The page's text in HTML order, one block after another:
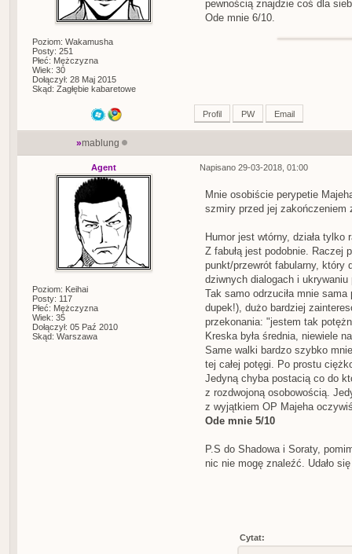
Poziom: Wakamusha
Posty: 251
Płeć: Mężczyzna
Wiek: 30
Dołączył: 28 Maj 2015
Skąd: Zagłębie kabaretowe
pewnością znajdzie coś dla
Ode mnie 6/10.
Profil PW Email
»mablung
Agent
Poziom: Keihai
Posty: 117
Płeć: Mężczyzna
Wiek: 35
Dołączył: 05 Paź 2010
Skąd: Warszawa
Napisano 29-03-2018, 01:00
Mnie osobiście perypetie
szmiry przed jej zakończeniem
Humor jest wtórny, działa tylko
Z fabułą jest podobnie.
punkt/przewrót fabularny, który
dziwnych dialogach i ukrywaniu
Tak samo odrzuciła mnie
dupek!), dużo bardziej
przekonania: "jestem tak
Kreska była średnia, niewiele
Same walki bardzo szybko
tej całej potęgi. Po prostu
Jedyną chyba postacią co do
z rozdwojoną osobowością.
z wyjątkiem OP Majeha
Ode mnie 5/10
P.S do Shadowa i Soraty,
nic nie mogę znaleźć. Udało
Cytat: